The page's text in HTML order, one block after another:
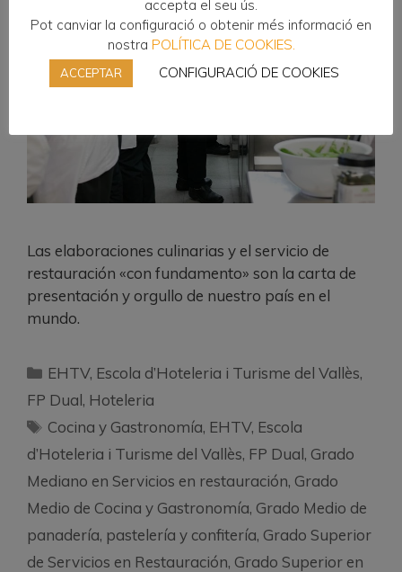
Las elaboraciones culinarias y el servicio de
restauración «con fundamento» son la carta de
presentación y orgullo de nuestro país en el
mundo.
EHTV, Escola d’Hoteleria i Turisme del Vallès,
FP Dual, Hoteleria
Cocina y Gastronomía, EHTV, Escola
d’Hoteleria i Turisme del Vallès, FP Dual, Grado
Mediano en Servicios en restauración, Grado
Medio de Cocina y Gastronomía, Grado Medio de
panadería, pastelería y confitería, Grado Superior
de Servicios en Restauración, Grado Superior en
accepta el seu ús.
Pot canviar la configuració o obtenir més informació en
nostra POLÍTICA DE COOKIES.
ACCEPTAR CONFIGURACIÓ DE COOKIES